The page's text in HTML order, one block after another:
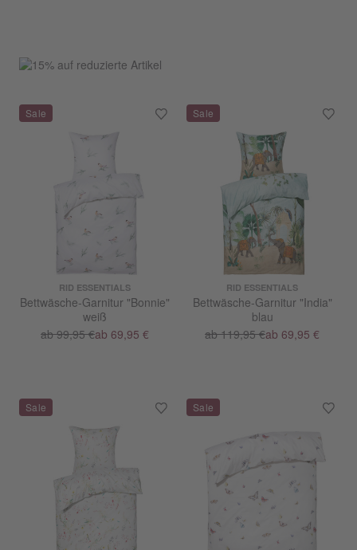
RID ESSENTIALS
Bettwäsche-Garnitur "Bonnie"
weiß
ab 99,95 €ab 69,95 €
RID ESSENTIALS
Bettwäsche-Garnitur "India"
blau
ab 119,95 €ab 69,95 €